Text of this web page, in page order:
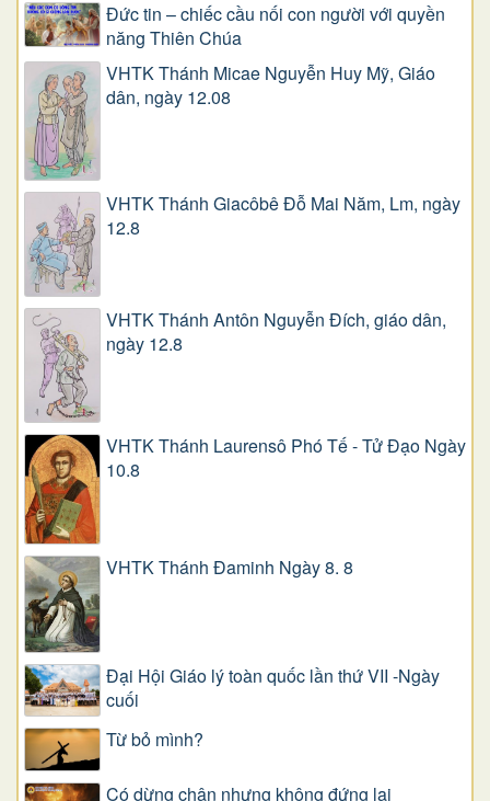
Đức tin – chiếc cầu nối con người với quyền
năng Thiên Chúa
VHTK Thánh Micae Nguyễn Huy Mỹ, Giáo
dân, ngày 12.08
VHTK Thánh Giacôbê Ðỗ Mai Năm, Lm, ngày
12.8
VHTK Thánh Antôn Nguyễn Ðích, giáo dân,
ngày 12.8
VHTK Thánh Laurensô Phó Tế - Tử Đạo Ngày
10.8
VHTK Thánh Đaminh Ngày 8. 8
Đại Hội Giáo lý toàn quốc lần thứ VII -Ngày
cuối
Từ bỏ mình?
Có dừng chân nhưng không đứng lại